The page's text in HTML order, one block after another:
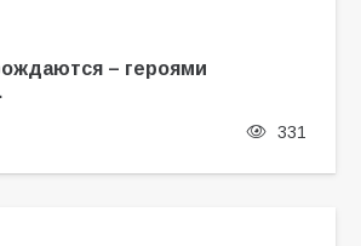
– героями
331